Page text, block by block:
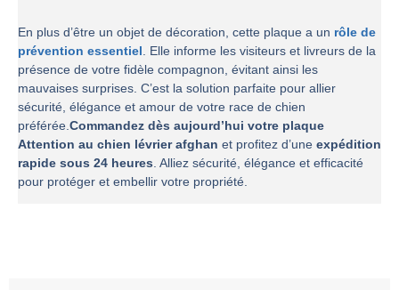
En plus d’être un objet de décoration, cette plaque a un rôle de
prévention essentiel. Elle informe les visiteurs et livreurs de la
présence de votre fidèle compagnon, évitant ainsi les
mauvaises surprises. C’est la solution parfaite pour allier
sécurité, élégance et amour de votre race de chien
préférée.Commandez dès aujourd’hui votre plaque
Attention au chien lévrier afghan et profitez d’une expédition
rapide sous 24 heures. Alliez sécurité, élégance et efficacité
pour protéger et embellir votre propriété.